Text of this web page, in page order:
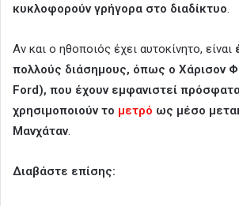
κυκλοφορούν γρήγορα στο διαδίκτυο.
Αν και ο ηθοποιός έχει αυτοκίνητο, είναι
πολλούς διάσημους, όπως ο Χάρισον
Ford), που έχουν εμφανιστεί
χρησιμοποιούν το μετρό ως μέσο
Μανχάταν.
Διαβάστε επίσης: